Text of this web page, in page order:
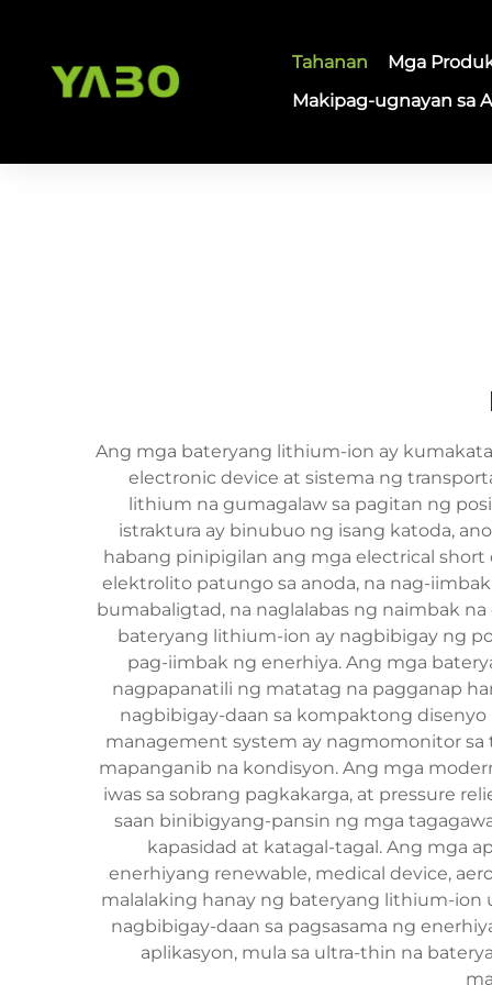
Tahanan
Mga
Makipag-ugnayan sa
Ang mga bateryang lithium-ion ay
electronic device at sistema ng
lithium na gumagalaw sa pagitan ng
istraktura ay binubuo ng isang katoda,
habang pinipigilan ang mga electrical
elektrolito patungo sa anoda, na nag-
bumabaligtad, na naglalabas ng naimbak
bateryang lithium-ion ay nagbibigay ng
pag-iimbak ng enerhiya. Ang mga
nagpapanatili ng matatag na pagganap
nagbibigay-daan sa kompaktong
management system ay nagmomonitor
mapanganib na kondisyon. Ang mga
iwas sa sobrang pagkakarga, at pressure
saan binibigyang-pansin ng mga
kapasidad at katagal-tagal. Ang mga
enerhiyang renewable, medical device,
malalaking hanay ng bateryang lithium-ion
nagbibigay-daan sa pagsasama ng
aplikasyon, mula sa ultra-thin na